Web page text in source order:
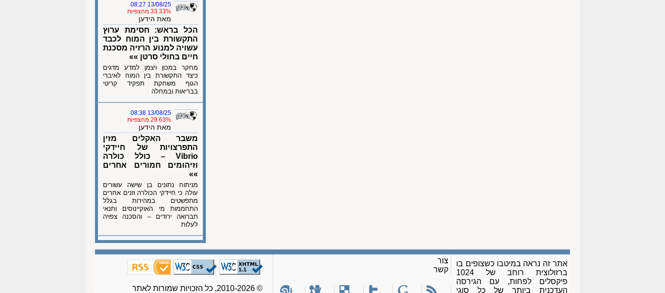
13/08/25 08:27
33.33% מהצפיות
מאת הידען
הכל בראש: חסימת ערוץ
התקשורת בין המוח לכבד
עשויה למנוע הרזיה מסכנת
חיים בחולי סרטן »»
מחקר במכון ויצמן למדע מדגים
כיצד התקשורת בין המוח לאיברי
הגוף משחקת תפקיד קריטי
בבריאות ובמחלה
13/08/25 08:38
29.63% מהצפיות
מאת הידען
משבר האקלים מזין
התפרצויות של חיידקי
Vibrio – כולל כולרה
וזיהומים חמורים אחרים
»»
מניתוח נתונים בן שישה עשורים
עולה כי חיידקי הכולרה וזנים אחרים
מתפשטים במהירות בגלל
התחממות מי האוקיינוסים ותנאי
תברואה ירודים – והסכנה צפויה
לעלות
אתר זה נראה במיטבו כשצופים בו
ברזולוצית רוחב של 1024
פיקסלים לפחות, עם הגירסה
העדכנית ביותר של כל סוגי
צור
קשר
© 2010-2026, כל הזכויות שמורות לאתר